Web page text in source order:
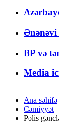
Ənənəvi
BP və
Media
Ana səhifə
Cəmiyyət
Polis